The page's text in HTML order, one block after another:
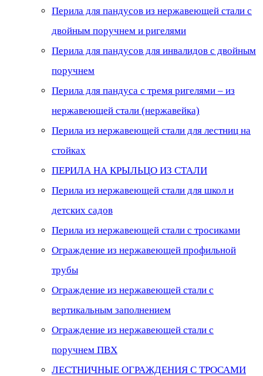
Перила для пандусов из нержавеющей стали с
двойным поручнем и ригелями
Перила для пандусов для инвалидов с двойным
поручнем
Перила для пандуса с тремя ригелями – из
нержавеющей стали (нержавейка)
Перила из нержавеющей стали для лестниц на
стойках
ПЕРИЛА НА КРЫЛЬЦО ИЗ СТАЛИ
Перила из нержавеющей стали для школ и
детских садов
Перила из нержавеющей стали с тросиками
Ограждение из нержавеющей профильной
трубы
Ограждение из нержавеющей стали с
вертикальным заполнением
Ограждение из нержавеющей стали с
поручнем ПВХ
ЛЕСТНИЧНЫЕ ОГРАЖДЕНИЯ С ТРОСАМИ